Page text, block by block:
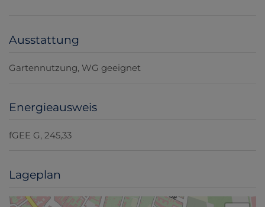
Ausstattung
Gartennutzung WG geeignet
Energieausweis
fGEE G, 245,33
Lageplan